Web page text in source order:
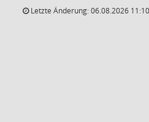
Letzte Änderung: 06.08.2026